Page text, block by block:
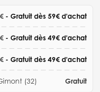
- Gratuit dès 59€ d'achat
- Gratuit dès 49€ d'achat
- Gratuit dès 49€ d'achat
(32) Gratuit